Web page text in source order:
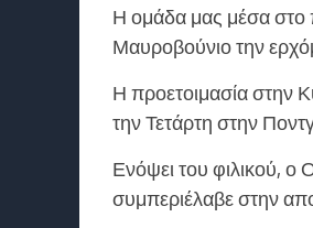
Η ομάδα μας μέσα στο
Μαυροβούνιο την
Η προετοιμασία στην
την Τετάρτη στην
Ενόψει του φιλικού,
συμπεριέλαβε στην